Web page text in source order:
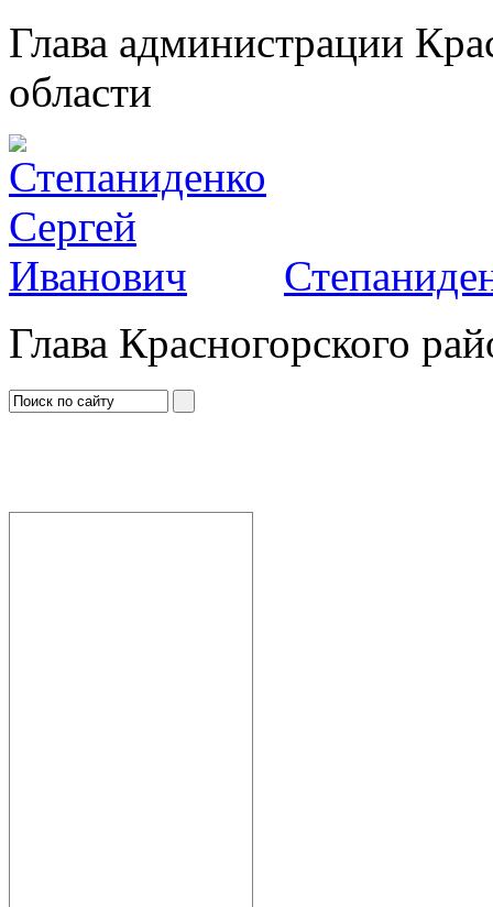
Глава администрации
области
Глава Красногорского